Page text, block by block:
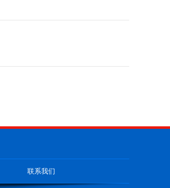
联系我们